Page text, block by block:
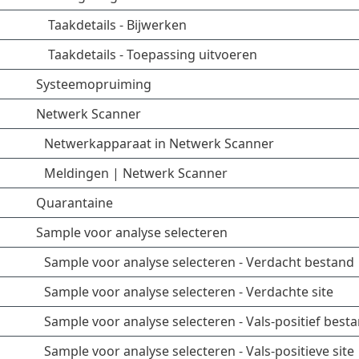
Taakdetails - Bijwerken
Taakdetails - Toepassing uitvoeren
Systeemopruiming
Netwerk Scanner
Netwerkapparaat in Netwerk Scanner
Meldingen | Netwerk Scanner
Quarantaine
Sample voor analyse selecteren
Sample voor analyse selecteren - Verdacht bestand
Sample voor analyse selecteren - Verdachte site
Sample voor analyse selecteren - Vals-positief
Sample voor analyse selecteren - Vals-positieve site